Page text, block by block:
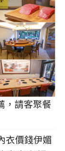
，請客聚餐